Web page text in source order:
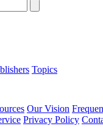
Topics
Our Vision
Privacy Policy